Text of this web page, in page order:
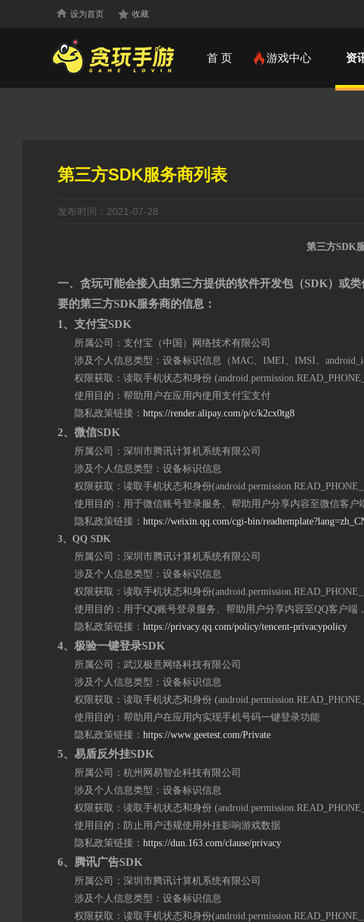
设为首页 收藏
首 页 游戏中心 资
第三方SDK服务商列表
发布时间：2021-07-28
第三方SDK
一、 贪玩可能会接入由第三方提供的软件开发包（SDK）或
要的第三方SDK服务商的信息：
1、支付宝SDK
所属公司：支付宝（中国）网络技术有限公司
涉及个人信息类型：设备标识信息（MAC、IMEI、IMSI、
权限获取：读取手机状态和身份
使用目的：帮助用户在应用内使用支付宝支付
隐私政策链接： https://render.alipay.com/p/c/k2cx0tg8
2、微信SDK
所属公司：深圳市腾讯计算机系统有限公司
涉及个人信息类型：设备标识信息
权限获取：读取手机状态和身份
使用目的：用于微信账号登录服务、帮助用户分享内容至微信客户
隐私政策链接： https://weixin.qq.com/cgi-bin/
3、QQ SDK
所属公司：深圳市腾讯计算机系统有限公司
涉及个人信息类型：设备标识信息
权限获取：读取手机状态和身份
使用目的：用于QQ账号登录服务、帮助用户分享内容至QQ客户端
隐私政策链接： https://privacy.qq.com/policy/tencent-privacypolicy
4、极验一键登录SDK
所属公司：武汉极意网络科技有限公司
涉及个人信息类型：设备标识信息
权限获取：读取手机状态和身份
使用目的：帮助用户在应用内实现手机号码一键登录功能
隐私政策链接： https://www.geetest.com/Private
5、易盾反外挂SDK
所属公司：杭州网易智企科技有限公司
涉及个人信息类型：设备标识信息
权限获取：读取手机状态和身份
使用目的：防止用户违规使用外挂影响游戏数据
隐私政策链接： https://dun.163.com/clause/privacy
6、 腾讯广告SDK
所属公司：深圳市腾讯计算机系统有限公司
涉及个人信息类型：设备标识信息
权限获取：读取手机状态和身份